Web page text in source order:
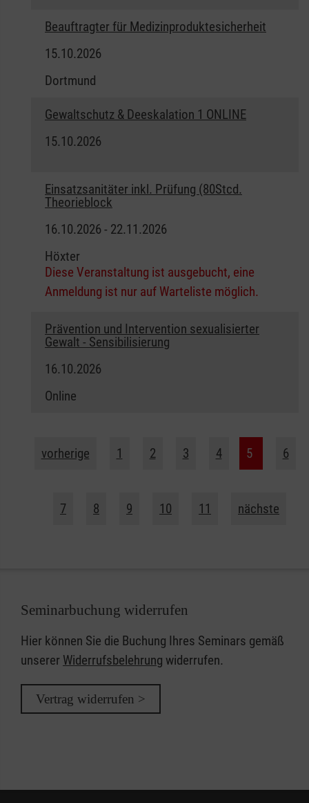
Beauftragter für Medizinproduktesicherheit
15.10.2026
Dortmund
Gewaltschutz & Deeskalation 1 ONLINE
15.10.2026
Einsatzsanitäter inkl. Prüfung (80Stcd.
Theorieblock
16.10.2026 - 22.11.2026
Höxter
Diese Veranstaltung ist ausgebucht, eine
Anmeldung ist nur auf Warteliste möglich.
Prävention und Intervention sexualisierter
Gewalt - Sensibilisierung
16.10.2026
Online
vorherige 1 2 3 4 5 6
7 8 9 10 11 nächste
Seminarbuchung widerrufen
Hier können Sie die Buchung Ihres Seminars gemäß
unserer Widerrufsbelehrung widerrufen.
Vertrag widerrufen >